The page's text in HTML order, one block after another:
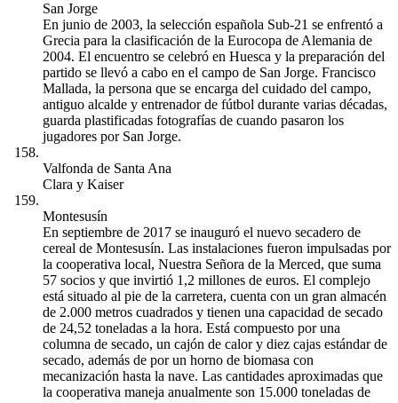
San Jorge
En junio de 2003, la selección española Sub-21 se enfrentó a
Grecia para la clasificación de la Eurocopa de Alemania de
2004. El encuentro se celebró en Huesca y la preparación del
partido se llevó a cabo en el campo de San Jorge. Francisco
Mallada, la persona que se encarga del cuidado del campo,
antiguo alcalde y entrenador de fútbol durante varias décadas,
guarda plastificadas fotografías de cuando pasaron los
jugadores por San Jorge.
Valfonda de Santa Ana
Clara y Kaiser
Montesusín
En septiembre de 2017 se inauguró el nuevo secadero de
cereal de Montesusín. Las instalaciones fueron impulsadas por
la cooperativa local, Nuestra Señora de la Merced, que suma
57 socios y que invirtió 1,2 millones de euros. El complejo
está situado al pie de la carretera, cuenta con un gran almacén
de 2.000 metros cuadrados y tienen una capacidad de secado
de 24,52 toneladas a la hora. Está compuesto por una
columna de secado, un cajón de calor y diez cajas estándar de
secado, además de por un horno de biomasa con
mecanización hasta la nave. Las cantidades aproximadas que
la cooperativa maneja anualmente son 15.000 toneladas de